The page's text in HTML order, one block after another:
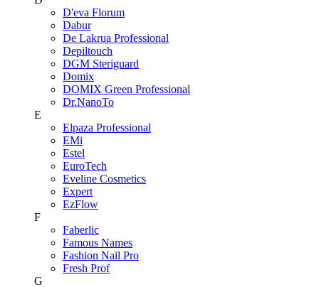
D'eva Florum
Dabur
De Lakrua Professional
Depiltouch
DGM Steriguard
Domix
DOMIX Green Professional
Dr.NanoTo
E
Elpaza Professional
EMi
Estel
EuroTech
Eveline Cosmetics
Expert
EzFlow
F
Faberlic
Famous Names
Fashion Nail Pro
Fresh Prof
G